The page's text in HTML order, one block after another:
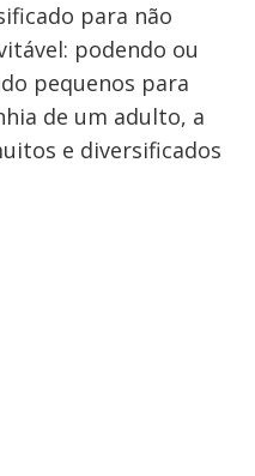
para não
podendo ou
pequenos para
de um adulto, a
e diversificados